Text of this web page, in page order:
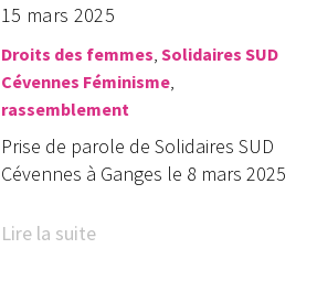
15 mars 2025
Droits des femmes, Solidaires SUD
Cévennes Féminisme,
rassemblement
Prise de parole de Solidaires SUD
Cévennes à Ganges le 8 mars 2025
Lire la suite